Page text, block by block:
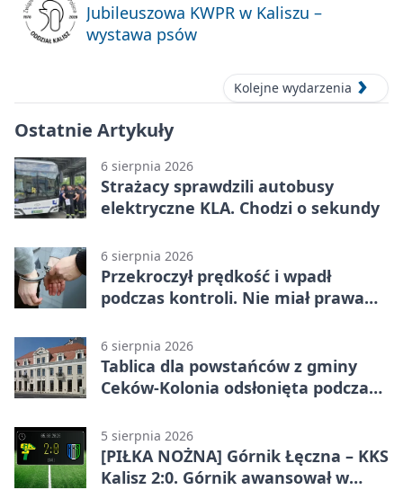
Jubileuszowa KWPR w Kaliszu –
wystawa psów
Kolejne wydarzenia
Ostatnie Artykuły
6 sierpnia 2026
Strażacy sprawdzili autobusy
elektryczne KLA. Chodzi o sekundy
6 sierpnia 2026
Przekroczył prędkość i wpadł
podczas kontroli. Nie miał prawa
6 sierpnia 2026
Tablica dla powstańców z gminy
Ceków-Kolonia odsłonięta podczas
5 sierpnia 2026
[PIŁKA NOŻNA] Górnik Łęczna – KKS
Kalisz 2:0. Górnik awansował w